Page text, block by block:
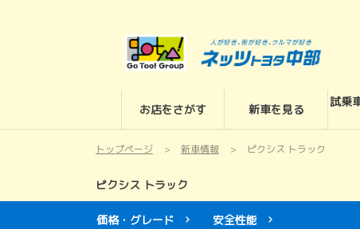
お店をさがす 新車を見る
試乗
トップページ 新車情報 ピクシス トラック
ピクシス トラック
価格・グレード 安全性能